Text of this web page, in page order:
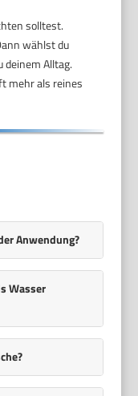
solltest.
wählst du
deinem Alltag.
mehr als reines
Anwendung?
Wasser